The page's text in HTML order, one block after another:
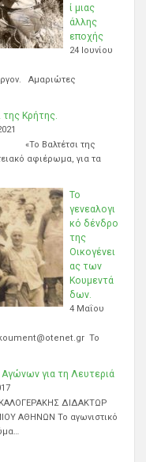
ί μιας
άλλης
εποχής
24 Ιουνίου
Αμαριώτες
Κρήτης.
της
αφιέρωμα, για τα
Το
γενεαλογι
κό δένδρο
της
Οικογένει
ας των
Κουμεντά
δων.
4 Μαΐου
Το
για τη Λευτεριά
ΔΙΔΑΚΤΩΡ
ΑΘΗΝΩΝ Το αγωνιστικό